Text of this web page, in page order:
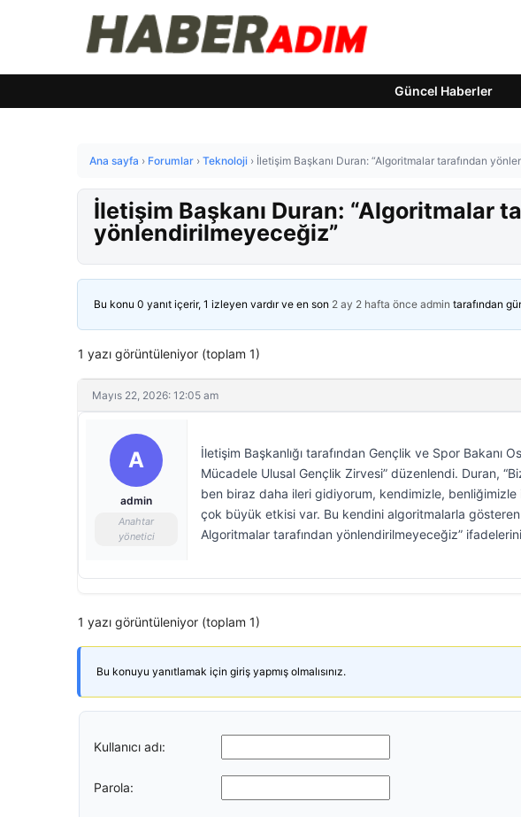
Güncel Haberler
Ana sayfa › Forumlar › Teknoloji › İletişim Başkanı Duran: “Algoritmalar tarafından
İletişim Başkanı Duran: “Algoritmalar
yönlendirilmeyeceğiz”
Bu konu 0 yanıt içerir, 1 izleyen vardır ve en son 2 ay 2 hafta önce admin tarafından
1 yazı görüntüleniyor (toplam 1)
Mayıs 22, 2026: 12:05 am
A
admin
Anahtar
yönetici
İletişim Başkanlığı tarafından Gençlik ve Spor Bakanı
Mücadele Ulusal Gençlik Zirvesi” düzenlendi. Duran,
ben biraz daha ileri gidiyorum, kendimizle, benliğimizle
çok büyük etkisi var. Bu kendini algoritmalarla
Algoritmalar tarafından yönlendirilmeyeceğiz”
1 yazı görüntüleniyor (toplam 1)
Bu konuyu yanıtlamak için giriş yapmış olmalısınız.
Kullanıcı adı:
Parola: